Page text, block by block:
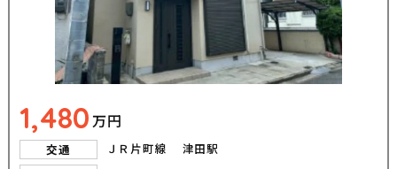
1,480万円
交通
ＪＲ片町線 津田駅